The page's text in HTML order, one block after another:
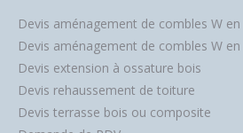
Devis aménagement de combles W
Devis aménagement de combles W
Devis extension à ossature bois
Devis rehaussement de toiture
Devis terrasse bois ou composite